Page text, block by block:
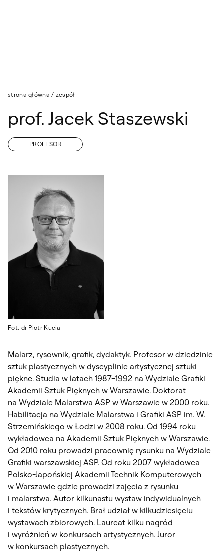
strona główna / zespół
prof. Jacek Staszewski
PROFESOR
Fot. dr Piotr Kucia
Malarz, rysownik, grafik, dydaktyk. Profesor w dziedzinie
sztuk plastycznych w dyscyplinie artystycznej sztuki
piękne. Studia w latach 1987–1992 na Wydziale Grafiki
Akademii Sztuk Pięknych w Warszawie. Doktorat
na Wydziale Malarstwa ASP w Warszawie w 2000 roku.
Habilitacja na Wydziale Malarstwa i Grafiki ASP im. W.
Strzemińskiego w Łodzi w 2008 roku. Od 1994 roku
wykładowca na Akademii Sztuk Pięknych w Warszawie.
Od 2010 roku prowadzi pracownię rysunku na Wydziale
Grafiki warszawskiej ASP. Od roku 2007 wykładowca
Polsko-Japońskiej Akademii Technik Komputerowych
w Warszawie gdzie prowadzi zajęcia z rysunku
i malarstwa. Autor kilkunastu wystaw indywidualnych
i tekstów krytycznych. Brał udział w kilkudziesięciu
wystawach zbiorowych. Laureat kilku nagród
i wyróżnień w konkursach artystycznych. Juror
w konkursach plastycznych.